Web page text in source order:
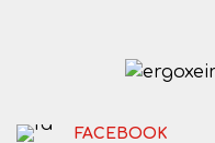
FACEBOOK